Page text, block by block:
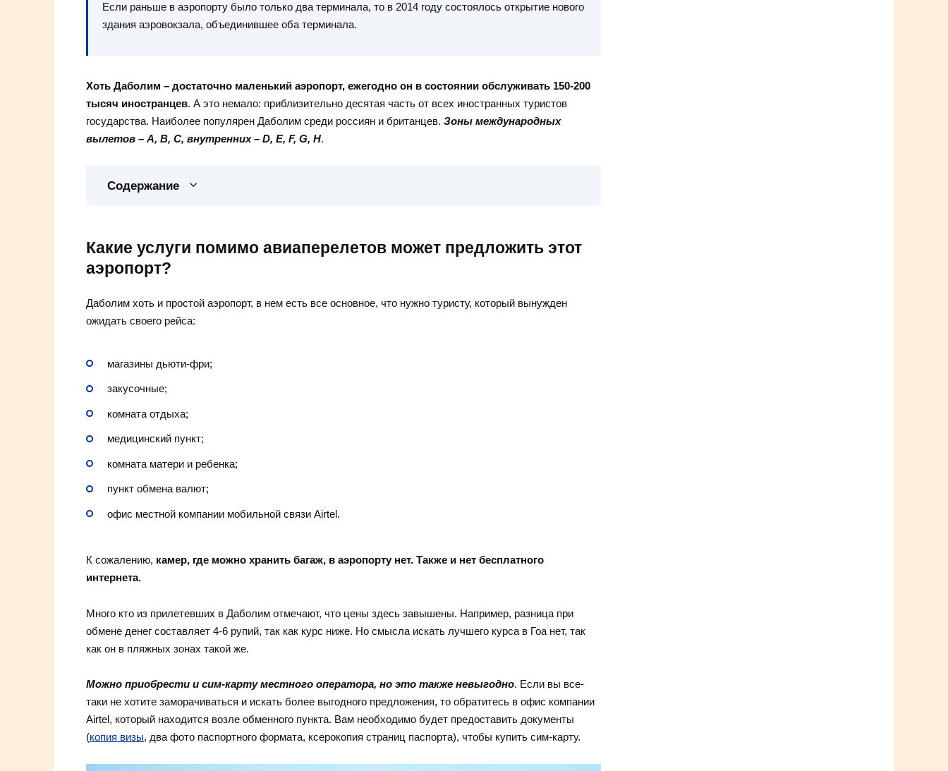
Если раньше в аэропорту было только два терминала, то в 2014 году состоялось открытие нового
здания аэровокзала, объединившее оба терминала.
Хоть Даболим – достаточно маленький аэропорт, ежегодно он в состоянии обслуживать 150-200
тысяч иностранцев. А это немало: приблизительно десятая часть от всех иностранных туристов
государства. Наиболее популярен Даболим среди россиян и британцев. Зоны международных
вылетов – A, B, C, внутренних – D, E, F, G, H.
Содержание
Какие услуги помимо авиаперелетов может предложить этот
аэропорт?
Даболим хоть и простой аэропорт, в нем есть все основное, что нужно туристу, который вынужден
ожидать своего рейса:
магазины дьюти-фри;
закусочные;
комната отдыха;
медицинский пункт;
комната матери и ребенка;
пункт обмена валют;
офис местной компании мобильной связи Airtel.
К сожалению, камер, где можно хранить багаж, в аэропорту нет. Также и нет бесплатного
интернета.
Много кто из прилетевших в Даболим отмечают, что цены здесь завышены. Например, разница при
обмене денег составляет 4-6 рупий, так как курс ниже. Но смысла искать лучшего курса в Гоа нет, так
как он в пляжных зонах такой же.
Можно приобрести и сим-карту местного оператора, но это также невыгодно. Если вы все-
таки не хотите заморачиваться и искать более выгодного предложения, то обратитесь в офис компании
Airtel, который находится возле обменного пункта. Вам необходимо будет предоставить документы
(копия визы, два фото паспортного формата, ксерокопия страниц паспорта), чтобы купить сим-карту.